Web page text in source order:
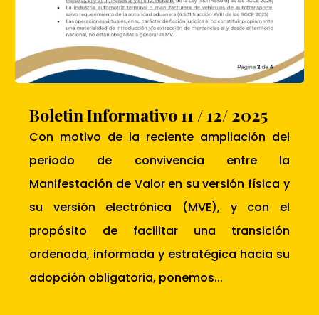
Boletin Informativo 11 / 12/ 2025
Con motivo de la reciente ampliación del
periodo de convivencia entre la
Manifestación de Valor en su versión física y
su versión electrónica (MVE), y con el
propósito de facilitar una transición
ordenada, informada y estratégica hacia su
adopción obligatoria, ponemos...